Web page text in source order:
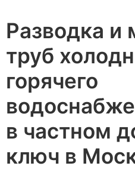
Разводка и
труб
горячего
в частном
ключ в